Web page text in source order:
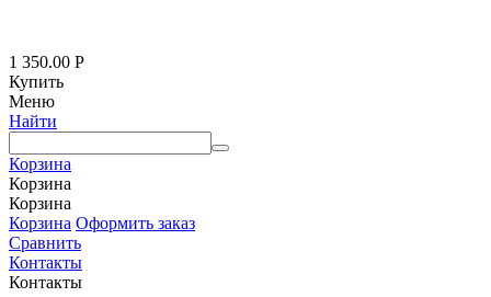
1 350.00 Р
Купить
Меню
Найти
Корзина
Корзина
Корзина
Корзина Оформить заказ
Сравнить
Контакты
Контакты